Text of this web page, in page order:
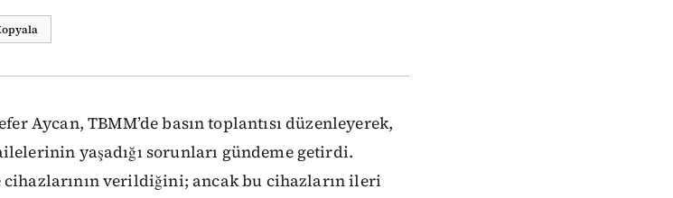
Aycan, TBMM’de basın toplantısı düzenleyerek,
yaşadığı sorunları gündeme getirdi.
verildiğini; ancak bu cihazların ileri